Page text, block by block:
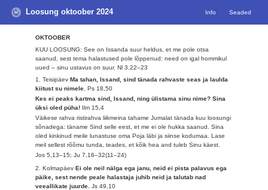
Loosung oktoober 2024 Info Seaded
OKTOOBER
KUU LOOSUNG: See on Issanda suur heldus, et me pole otsa
saanud, sest tema halastused pole lõppenud: need on igal hommikul
uued – sinu ustavus on suur.Nl 3,22–23
1. TeisipäevMa tahan, Issand, sind tänada rahvaste seas ja laulda
kiitust su nimele.Ps 18,50
Kes ei peaks kartma sind, Issand, ning ülistama sinu nime? Sina
üksi oled püha! Ilm 15,4
Väikese rahva ristirahva liikmeina tahame Jumalat tänada kuu loosungi
sõnadega: täname Sind selle eest, et me ei ole hukka saanud. Sina
oled kinkinud meile lunastuse oma Poja läbi ja siinse kodumaa. Lase
meil sellest rõõmu tunda, teades, et kõik hea and tuleb Sinu käest.
Jos 5,13–15; Ju 7,16–32(11–24)
2. KolmapäevEi ole neil nälga ega janu, neid ei pista palavus ega
päike, sest nende peale halastaja juhib neid ja talutab nad
veeallikate juurde.Js 49,10